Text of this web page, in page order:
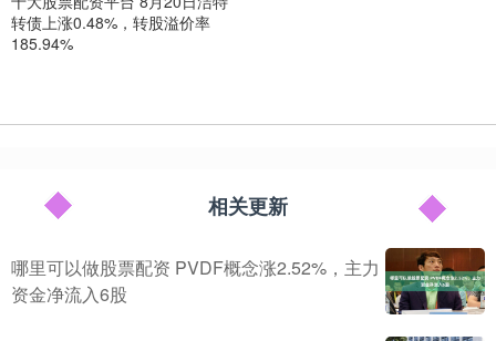
转债上涨0.48%，转股溢价率
185.94%
相关更新
哪里可以做股票配资 PVDF概念涨2.52%，主力
资金净流入6股